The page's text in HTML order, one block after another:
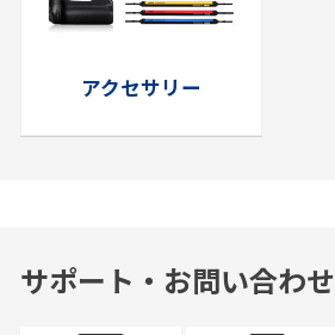
アクセサリー
サポート・お問い合わせ